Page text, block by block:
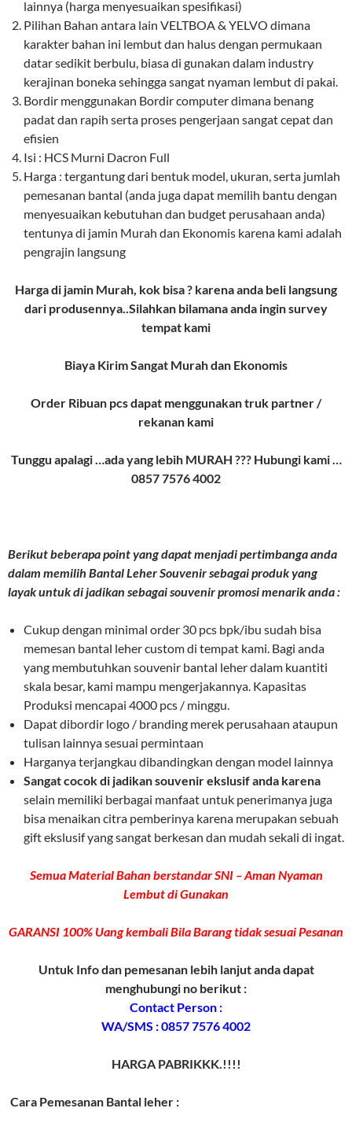
lainnya (harga menyesuaikan spesifikasi)
Pilihan Bahan antara lain VELTBOA & YELVO dimana
karakter bahan ini lembut dan halus dengan permukaan
datar sedikit berbulu, biasa di gunakan dalam industry
kerajinan boneka sehingga sangat nyaman lembut di pakai.
Bordir menggunakan Bordir computer dimana benang
padat dan rapih serta proses pengerjaan sangat cepat dan
efisien
Isi : HCS Murni Dacron Full
Harga : tergantung dari bentuk model, ukuran, serta jumlah
pemesanan bantal (anda juga dapat memilih bantu dengan
menyesuaikan kebutuhan dan budget perusahaan anda)
tentunya di jamin Murah dan Ekonomis karena kami adalah
pengrajin langsung
Harga di jamin Murah, kok bisa ? karena anda beli langsung
dari produsennya..Silahkan bilamana anda ingin survey
tempat kami
Biaya Kirim Sangat Murah dan Ekonomis
Order Ribuan pcs dapat menggunakan truk partner /
rekanan kami
Tunggu apalagi …ada yang lebih MURAH ??? Hubungi kami …
0857 7576 4002
Berikut beberapa point yang dapat menjadi pertimbanga anda
dalam memilih Bantal Leher Souvenir sebagai produk yang
layak untuk di jadikan sebagai souvenir promosi menarik anda :
Cukup dengan minimal order 30 pcs bpk/ibu sudah bisa
memesan bantal leher custom di tempat kami. Bagi anda
yang membutuhkan souvenir bantal leher dalam kuantiti
skala besar, kami mampu mengerjakannya. Kapasitas
Produksi mencapai 4000 pcs / minggu.
Dapat dibordir logo / branding merek perusahaan ataupun
tulisan lainnya sesuai permintaan
Harganya terjangkau dibandingkan dengan model lainnya
Sangat cocok di jadikan souvenir ekslusif anda karena
selain memiliki berbagai manfaat untuk penerimanya juga
bisa menaikan citra pemberinya karena merupakan sebuah
gift ekslusif yang sangat berkesan dan mudah sekali di ingat.
Semua Material Bahan berstandar SNI – Aman Nyaman
Lembut di Gunakan
GARANSI 100% Uang kembali Bila Barang tidak sesuai Pesanan
Untuk Info dan pemesanan lebih lanjut anda dapat
menghubungi no berikut :
Contact Person :
WA/SMS : 0857 7576 4002
HARGA PABRIKKK.!!!!
Cara Pemesanan Bantal leher :